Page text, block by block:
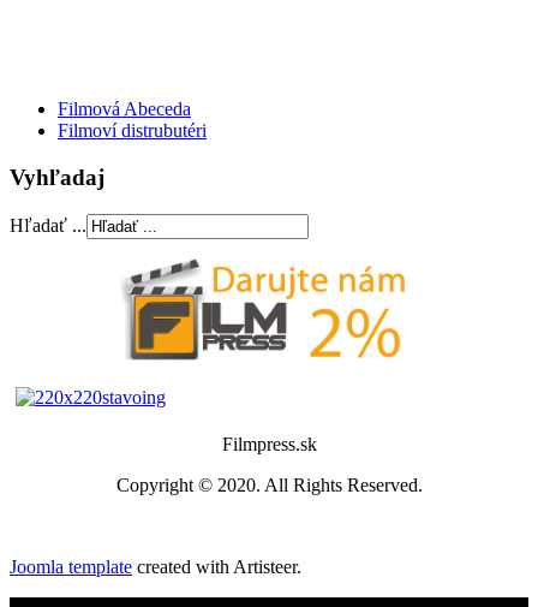
Filmová Abeceda
Filmoví distrubutéri
Vyhľadaj
Hľadať ...
Filmpress.sk
Copyright © 2020. All Rights Reserved.
Joomla template created with Artisteer.